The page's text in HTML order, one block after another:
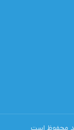
محفوظ است